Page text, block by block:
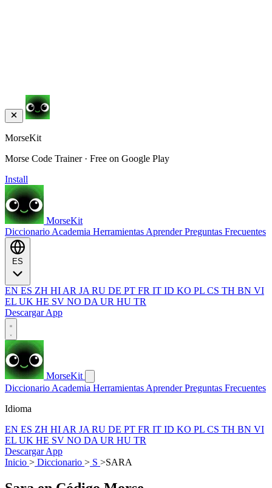
MorseKit
Morse Code Trainer · Free on Google Play
Install
MorseKit
Diccionario Academia Herramientas AprenderPreguntas Frecuentes
EN ES ZH HI AR JA RU DE PT FR IT ID KO PL CS TH BN VI
EL UK HE SV NO DA UR HU TR
Descargar App
MorseKit
Diccionario Academia Herramientas AprenderPreguntas Frecuentes
Idioma
EN ES ZH HI AR JA RU DE PT FR IT ID KO PL CS TH BN VI
EL UK HE SV NO DA UR HU TR
Descargar App
Inicio > Diccionario > S >SARA